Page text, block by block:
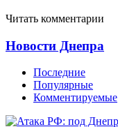
Читать комментарии
Новости Днепра
Последние
Популярные
Комментируемые